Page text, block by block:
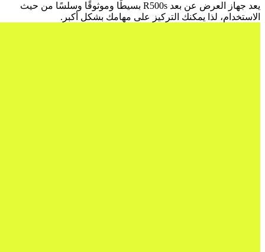
يعد جهاز العرض عن بعد R500s بسيطًا وموثوقًا وسلسًا من حيث
الاستخدام، لذا يمكنك التركيز على مهامك بشكل أكبر.